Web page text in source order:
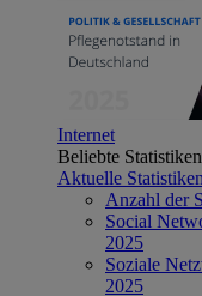
Internet
Beliebte Statistiken
Aktuelle Statistiken
Anzahl der
Social
2025
Soziale
2025